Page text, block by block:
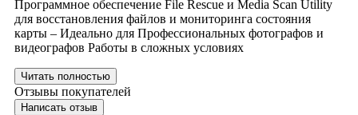
Программное обеспечение File Rescue и Media Scan Utility
для восстановления файлов и мониторинга состояния
карты – Идеально для Профессиональных фотографов и
видеографов Работы в сложных условиях
Читать полностью
Отзывы покупателей
Написать отзыв